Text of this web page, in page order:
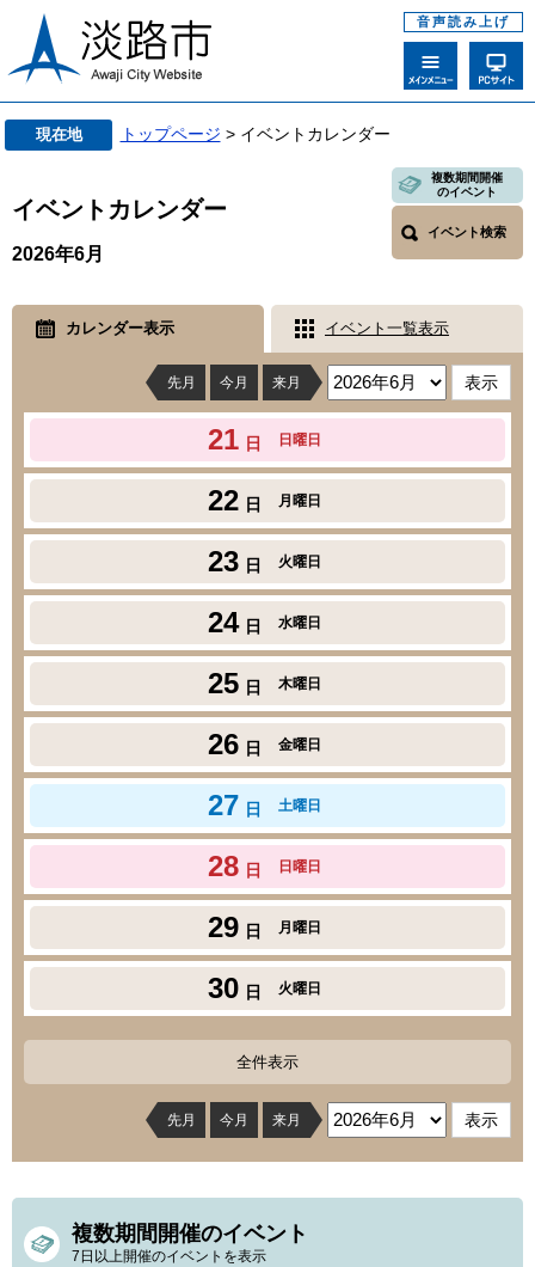
音声読み上げ
現在地 トップページ > イベントカレンダー
イベントカレンダー
複数期間開催
のイベント
イベント検索
2026年6月
カレンダー表示 イベント一覧表示
先月 今月 来月
21 日 日曜日
22 日 月曜日
23 日 火曜日
24 日 水曜日
25 日 木曜日
26 日 金曜日
27 日 土曜日
28 日 日曜日
29 日 月曜日
30 日 火曜日
全件表示
先月 今月 来月
複数期間開催のイベント
7日以上開催のイベントを表示